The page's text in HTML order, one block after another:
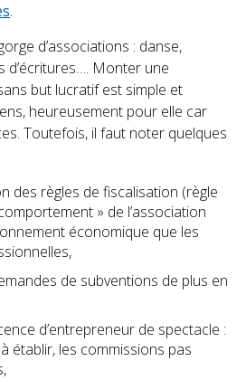
.
d’associations : danse,
d’écritures…. Monter une
but lucratif est simple et
heureusement pour elle car
Toutefois, il faut noter quelques
des règles de fiscalisation (règle
» de l’association
économique que les
de subventions de plus en
d’entrepreneur de spectacle :
établir, les commissions pas